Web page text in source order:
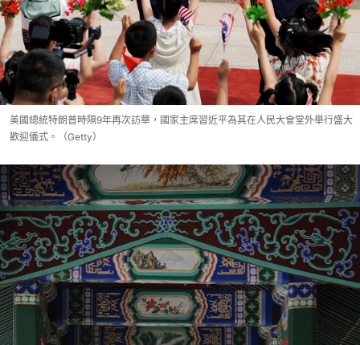
美國總統特朗普時隔9年再次訪華，國家主席習近平為其在人民大會堂外舉行盛大
歡迎儀式。（Getty）